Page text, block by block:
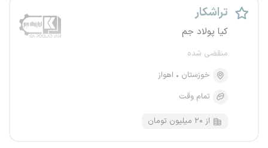
تراشکار
کیا پولاد جم
منقضی شده
خوزستان
اهواز
تمام وقت
از ۲۰ میلیون تومان